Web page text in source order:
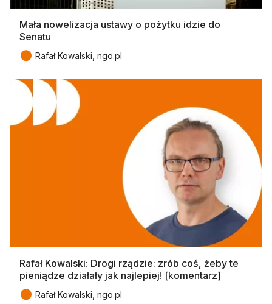
Mała nowelizacja ustawy o pożytku idzie do
Senatu
● Rafał Kowalski, ngo.pl
Rafał Kowalski: Drogi rządzie: zrób coś, żeby te
pieniądze działały jak najlepiej! [komentarz]
● Rafał Kowalski, ngo.pl